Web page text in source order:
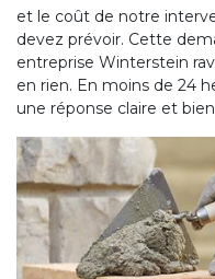
et le coût de notre
devez prévoir. Cette
entreprise Winterstein
en rien. En moins de 24
une réponse claire et